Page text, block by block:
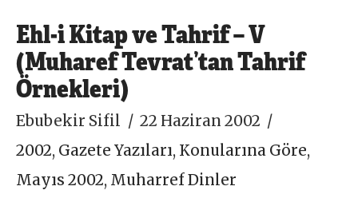
Ehl-i Kitap ve Tahrif – V
(Muharef Tevrat’tan Tahrif
Örnekleri)
Ebubekir Sifil
22 Haziran 2002
2002, Gazete Yazıları, Konularına Göre,
Mayıs 2002, Muharref Dinler